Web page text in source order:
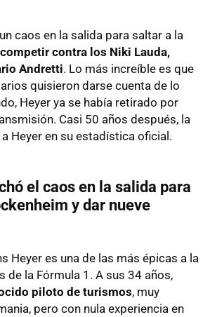
caos en la salida para saltar a la
competir contra los Niki Lauda,
Andretti. Lo más increíble es que
quisieron darse cuenta de lo
Heyer ya se había retirado por
Casi 50 años después, la
Heyer en su estadística oficial.
el caos en la salida para
y dar nueve
Heyer es una de las más épicas a la
de la Fórmula 1. A sus 34 años,
piloto de turismos, muy
pero con nula experiencia en